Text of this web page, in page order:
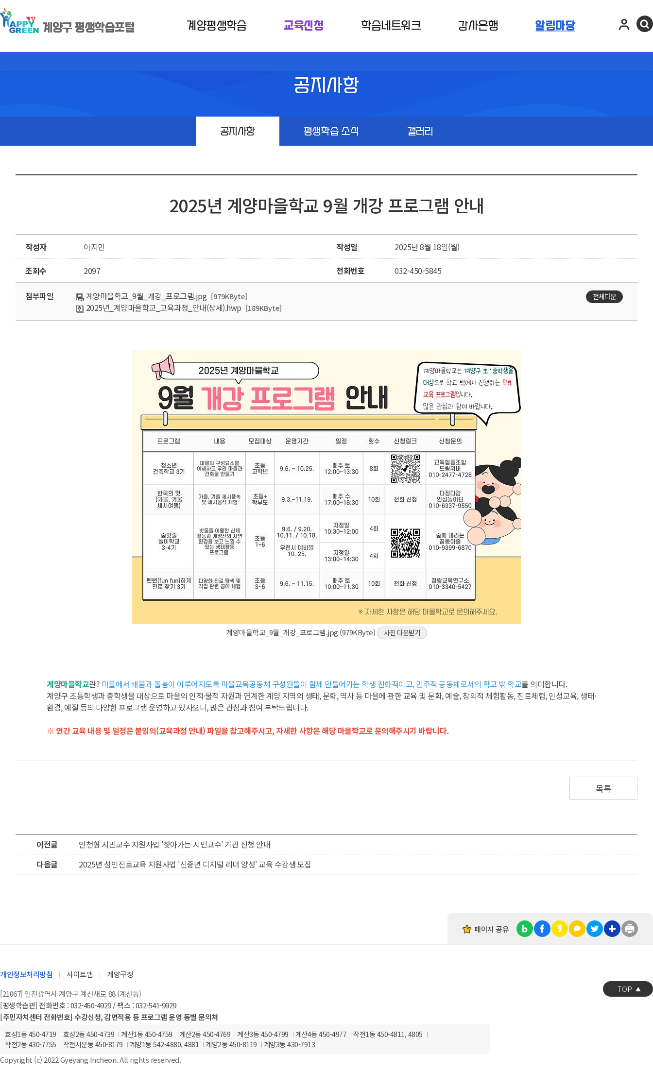
계양구 평생학습포털 계양평생학습 교육신청 학습네트워크 강사은행 알림마당
공지사항
공지사항 평생학습 소식 갤러리
2025년 계양마을학교 9월 개강 프로그램 안내
작성자 이지민 작성일 2025년 8월 18일(월)
조회수 2097 전화번호 032-450-5845
첨부파일 계양마을학교_9월_개강_프로그램.jpg [979KByte]
2025년_계양마을학교_교육과정_안내(상세).hwp [189KByte]
전체다운
계양마을학교_9월_개강_프로그램.jpg (979KByte) 사진 다운받기
계양마을학교란? 마을에서 배움과 돌봄이 이루어지도록 마을교육공동체 구성원들이 함께 만들어가는 학생 친화적이고, 민주적 공동체로서의 학교 밖 학교를 의미합니다.
계양구 초등학생과 중학생을 대상으로 마을의 인적·물적 자원과 연계한 계양 지역의 생태, 문화, 역사 등 마을에 관한 교육 및 문화, 예술, 창의적 체험활동, 진로체험, 인성교육, 생태·
환경, 예절 등의 다양한 프로그램 운영하고 있사오니, 많은 관심과 참여 부탁드립니다.
※ 연간 교육 내용 및 일정은 붙임의(교육과정 안내) 파일을 참고해주시고, 자세한 사항은 해당 마을학교로 문의해주시기 바랍니다.
목록
이전글
인천형 시민교수 지원사업 '찾아가는 시민교수' 기관 신청 안내
다음글
2025년 성인진로교육 지원사업 '신중년 디지털 리더 양성' 교육 수강생 모집
페이지 공유
개인정보처리방침 사이트맵
계양구청
[21067] 인천광역시 계양구 계산새로 88 (계산동)
[평생학습관] 전화번호 : 032-450-4929 / 팩스 : 032-541-9929
[주민자치센터 전화번호] 수강신청, 감면적용 등 프로그램 운영 동별 문의처
효성1동 450-4719 효성2동 450-4739 계산1동 450-4759 계산2동 450-4769 계산3동 450-4799 계산4동 450-4977
작전1동 450-4811, 4805
작전2동 430-7755
작전서운동 450-8179 계양1동 542-4880, 4881 계양2동 450-8119 계양3동 430-7913
Copyright (c) 2022 Gyeyang Incheon.All rights reserved.
TOP